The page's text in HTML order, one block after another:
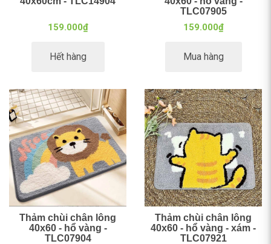
159.000₫
Hết hàng
TLC07905
159.000₫
Mua hàng
Thảm chùi chân lông
40x60 - hổ vàng -
TLC07904
Thảm chùi chân lông
40x60 - hổ vàng - xám -
TLC07921